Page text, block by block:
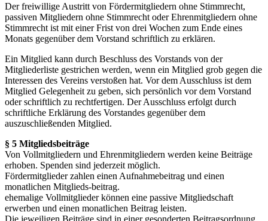
Der freiwillige Austritt von Fördermitgliedern ohne Stimmrecht,
passiven Mitgliedern ohne Stimmrecht oder Ehrenmitgliedern ohne
Stimmrecht ist mit einer Frist von drei Wochen zum Ende eines
Monats gegenüber dem Vorstand schriftlich zu erklären.
Ein Mitglied kann durch Beschluss des Vorstands von der
Mitgliederliste gestrichen werden, wenn ein Mitglied grob gegen die
Interessen des Vereins verstoßen hat. Vor dem Ausschluss ist dem
Mitglied Gelegenheit zu geben, sich persönlich vor dem Vorstand
oder schriftlich zu rechtfertigen. Der Ausschluss erfolgt durch
schriftliche Erklärung des Vorstandes gegenüber dem
auszuschließenden Mitglied.
§ 5 Mitgliedsbeiträge
Von Vollmitgliedern und Ehrenmitgliedern werden keine Beiträge
erhoben. Spenden sind jederzeit möglich.
Fördermitglieder zahlen einen Aufnahmebeitrag und einen
monatlichen Mitglieds-beitrag.
ehemalige Vollmitglieder können eine passive Mitgliedschaft
erwerben und einen monatlichen Beitrag leisten.
Die jeweiligen Beiträge sind in einer gesonderten Beitragsordnung